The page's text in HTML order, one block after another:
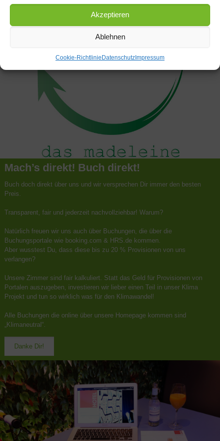
Akzeptieren
Ablehnen
Cookie-RichtlinieDatenschutzImpressum
Mach’s direkt! Buch direkt!
Buch doch direkt über uns und wir versprechen Dir immer den besten
Preis.
Transparent, fair und jederzeit nachvollziehbar! Warum?
Natürlich freuen wir uns auch über Buchungen, die über die
Buchungsportale wie booking.com & HRS.de kommen.
Aber wusstest Du, dass diese bis zu 20 % Provisionen von uns
verlangen?
Unsere Zimmer sind fair kalkuliert. Statt das Geld für Provisionen von
Portalen auszugeben, investieren wir lieber einen Teil in unser Klima
Projekt und tun so wirklich was für den Klimawandel!
Alle Buchungen die online über unsere Homepage kommen sind
„Klimaneutral“.
Danke Dir!